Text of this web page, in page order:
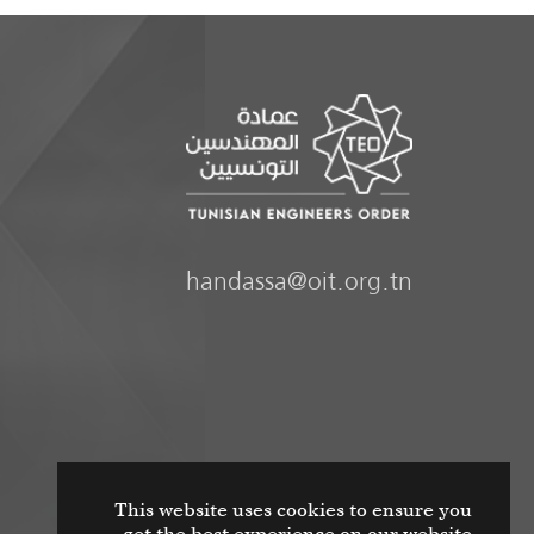
This website uses cookies to ensure you
handassa@oit.org.tn